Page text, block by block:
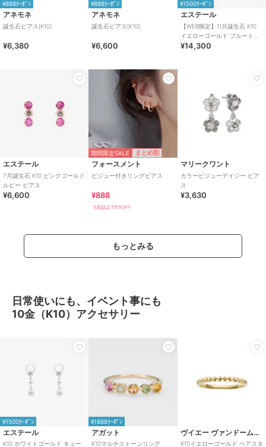
¥888ｸｰﾎﾟﾝ
アネモネ
誕生石ピアス[K10]
¥6,380
¥888ｸｰﾎﾟﾝ
アネモネ
誕生石ピアス[K10]
¥6,600
¥1500ｸｰﾎﾟﾝ
エステール
【WEB限定】11月誕生石 K10
イエローゴールド ブルートパ
ーズ ピアス
¥14,300
エステール
7月誕生石 K10 ピンクゴールド
ルビー ピアス
¥6,600
期間限定SALE まとめ割
フォースメント
ビジュー付きリングピアス
¥888
5点以上で5%OFF
マリークワント
カラービジューデイジー ピア
ス
¥3,630
もっとみる
日常使いにも、イベント事にも
10金（K10）アクセサリー
¥1500ｸｰﾎﾟﾝ
エステール
K10 ホワイトゴールド キュー
¥1888ｸｰﾎﾟﾝ
アガット
K10マルチストーンリング
ヴイエー ヴァンドーム青山
K10イエローゴールド ペアスタ